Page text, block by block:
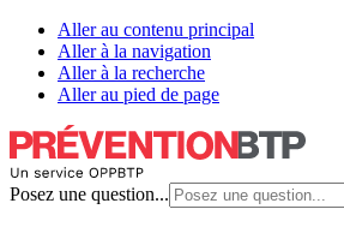
Aller au contenu principal
Aller à la navigation
Aller à la recherche
Aller au pied de page
Posez une question...